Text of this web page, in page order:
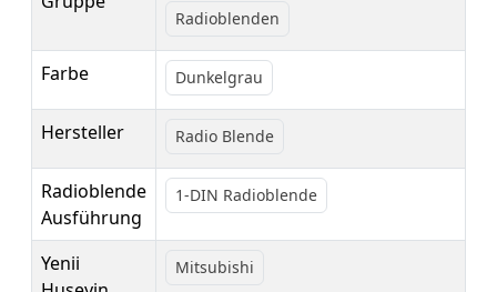
Radioblenden
Farbe Dunkelgrau
Hersteller Radio Blende
Radioblende
Ausführung
1-DIN Radioblende
Yenii
Mitsubishi